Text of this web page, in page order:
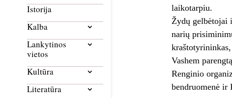
Istorija
Kalba
Lankytinos
vietos
Kultūra
Literatūra
laikotarpiu.
Žydų gelbėtojai
narių
Vashem
Renginio
bendruomenė ir